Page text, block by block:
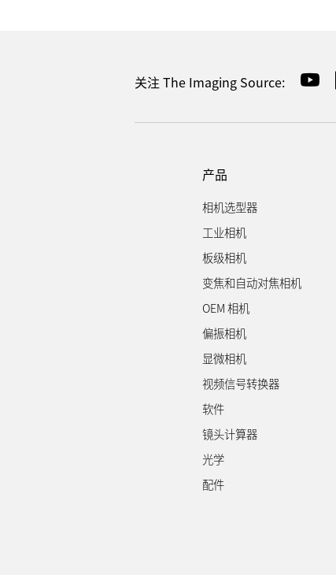
关注 The Imaging Source:
产品
相机选型器
工业相机
板级相机
变焦和自动对焦相机
OEM 相机
偏振相机
显微相机
视频信号转换器
软件
镜头计算器
光学
配件